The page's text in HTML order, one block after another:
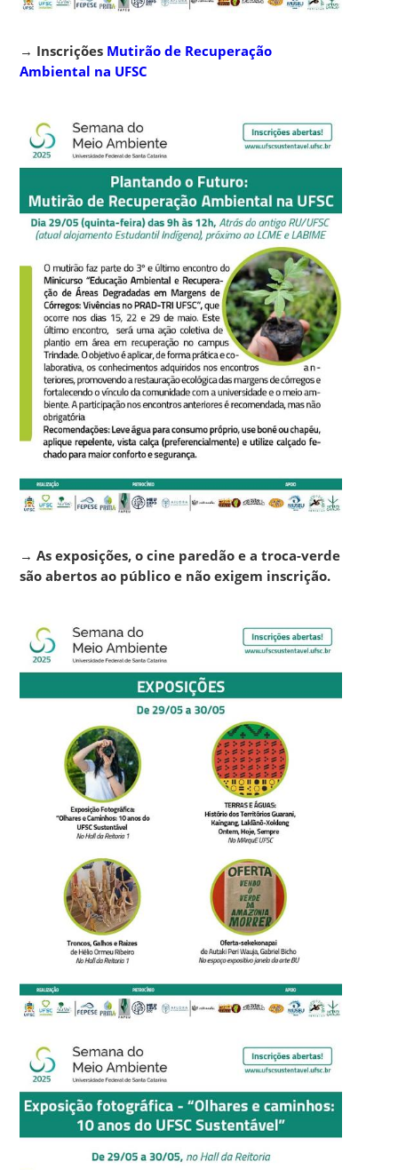
→ Inscrições Mutirão de Recuperação
Ambiental na UFSC
→As exposições, o cine paredão e a troca-verde
são abertos ao público e não exigem inscrição.